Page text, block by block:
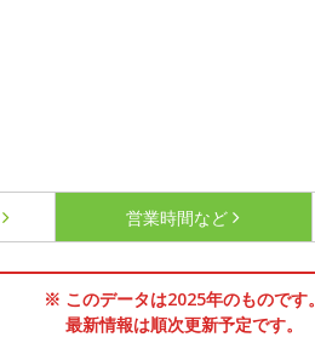
営業時間など
※ このデータは2025年のものです。
最新情報は順次更新予定です。